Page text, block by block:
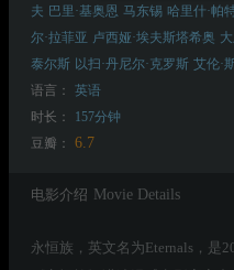
夫 巴里·基奥恩 马东锡 哈里什·帕
尔·拉菲亚 卢西娅·埃夫斯塔希奥
泰尔斯 以扫·丹尼尔·克罗斯 艾伦·
语言：
英语
时长：
157分钟
豆瓣：
6.7
电影介绍 Movie Details
永恒族，英文名为Eternals，是